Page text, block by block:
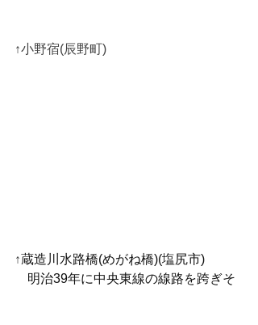
↑小野宿(辰野町)
↑蔵造川水路橋(めがね橋)(塩尻市)
明治39年に中央東線の線路を跨ぎそ